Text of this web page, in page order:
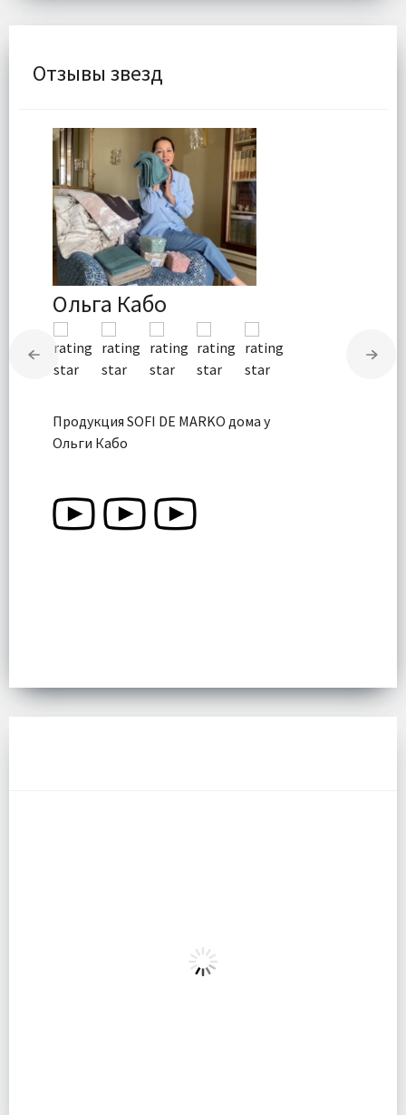
Отзывы звезд
Ольга Кабо
Продукция SOFI DE MARKO дома у
Ольги Кабо